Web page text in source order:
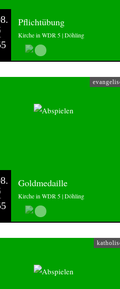
Pflichtübung
Kirche in WDR 5 | Döhling
Goldmedaille
Kirche in WDR 5 | Döhling